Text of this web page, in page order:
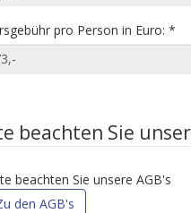
pro Person in Euro: *
beachten Sie
beachten Sie unsere AGB's
den AGB's